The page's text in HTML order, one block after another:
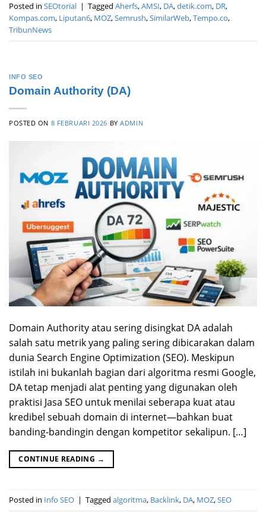
Posted in SEOtorial | Tagged Aherfs,AMSI, DA,detik.com, DR,
Kompas.com, Liputan6, MOZ,Semrush,SimilarWeb,Tempo.co,
TribunNews
INFO SEO
Domain Authority (DA)
POSTED ON 8 FEBRUARI 2026 BYADMIN
Domain Authority atau sering disingkat DA adalah
salah satu metrik yang paling sering dibicarakan dalam
dunia Search Engine Optimization (SEO). Meskipun
istilah ini bukanlah bagian dari algoritma resmi Google,
DA tetap menjadi alat penting yang digunakan oleh
praktisi Jasa SEO untuk menilai seberapa kuat atau
kredibel sebuah domain di internet—bahkan buat
banding-bandingin dengan kompetitor sekalipun. […]
CONTINUE READING →
Posted in Info SEO | Tagged algoritma, Backlink, DA, MOZ,SEO